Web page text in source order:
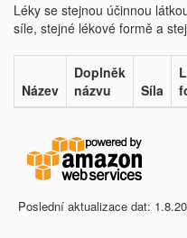
Léky se stejnou účinnou
síle, stejné lékové formě a
Název
Doplněk
názvu
Síla
Poslední aktualizace dat: